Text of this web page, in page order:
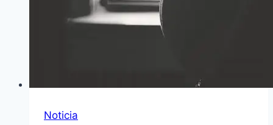
Noticia